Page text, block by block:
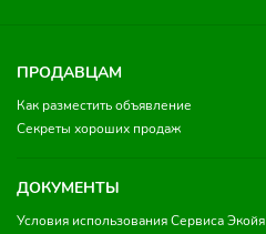
ПРОДАВЦАМ
Как разместить объявление
Секреты хороших продаж
ДОКУМЕНТЫ
Условия использования Сервиса Экойя